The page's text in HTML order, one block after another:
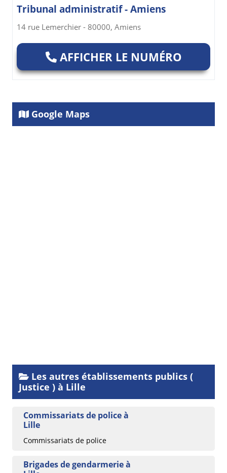
Tribunal administratif - Amiens
14 rue Lemerchier - 80000, Amiens
AFFICHER LE NUMÉRO
Google Maps
Les autres établissements publics (
Justice ) à Lille
Commissariats de police à
Lille
Commissariats de police
Brigades de gendarmerie à